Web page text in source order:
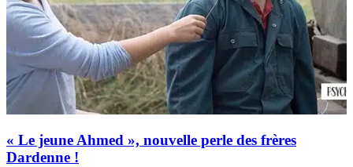
« Le jeune Ahmed », nouvelle perle des frères
Dardenne !